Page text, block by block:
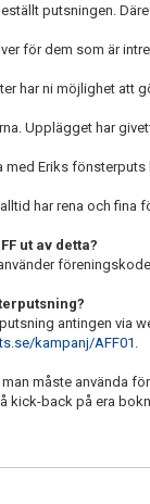
putsningen.
för dem som är
har ni möjlighet att
Upplägget har
med Eriks
har rena och fina
ut av detta?
antingen via
kampanj/AFF01.
måste använda
kick-back på era